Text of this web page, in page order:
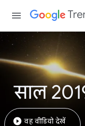
साल
वह वीडियो देखें